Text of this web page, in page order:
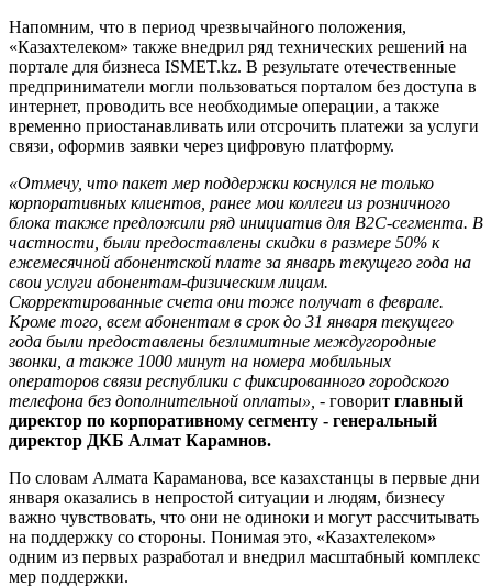
Напомним, что в период чрезвычайного положения,
«Казахтелеком» также внедрил ряд технических решений на
портале для бизнеса ISMET.kz. В результате отечественные
предприниматели могли пользоваться порталом без доступа в
интернет, проводить все необходимые операции, а также
временно приостанавливать или отсрочить платежи за услуги
связи, оформив заявки через цифровую платформу.
«Отмечу, что пакет мер поддержки коснулся не только
корпоративных клиентов, ранее мои коллеги из розничного
блока также предложили ряд инициатив для B2C-сегмента. В
частности, были предоставлены скидки в размере 50% к
ежемесячной абонентской плате за январь текущего года на
свои услуги абонентам-физическим лицам.
Скорректированные счета они тоже получат в феврале.
Кроме того, всем абонентам в срок до 31 января текущего
года были предоставлены безлимитные междугородные
звонки, а также 1000 минут на номера мобильных
операторов связи республики с фиксированного городского
телефона без дополнительной оплаты», - говорит главный
директор по корпоративному сегменту - генеральный
директор ДКБ Алмат Карамнов.
По словам Алмата Караманова, все казахстанцы в первые дни
января оказались в непростой ситуации и людям, бизнесу
важно чувствовать, что они не одиноки и могут рассчитывать
на поддержку со стороны. Понимая это, «Казахтелеком»
одним из первых разработал и внедрил масштабный комплекс
мер поддержки.